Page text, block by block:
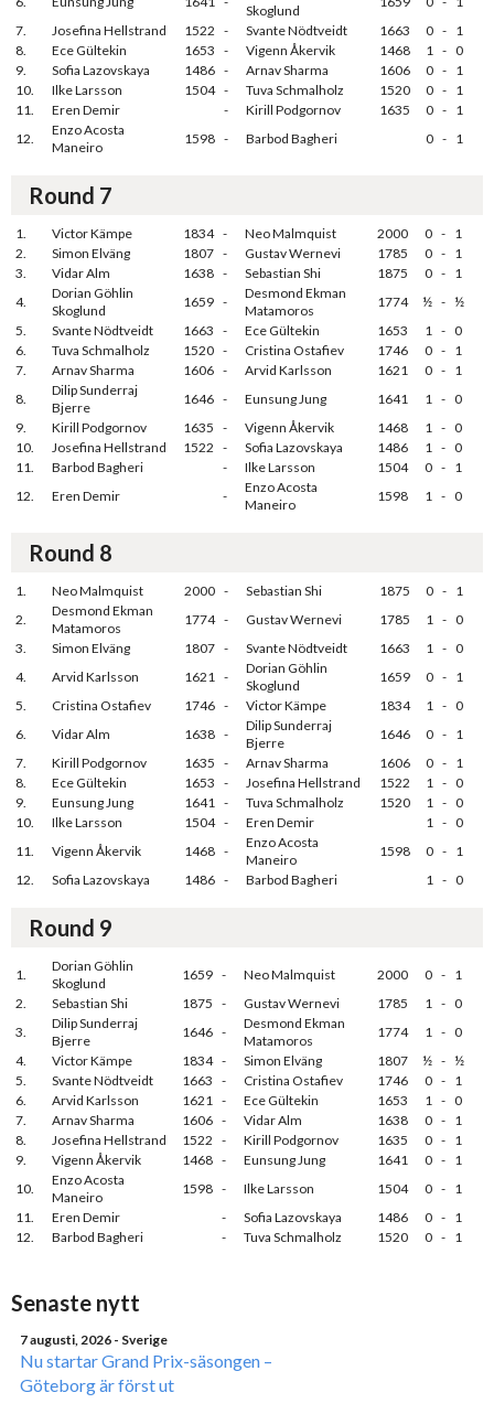
Skoglund
7.
Josefina Hellstrand 1522 - Svante Nödtveidt 1663 0 - 1
8.
Ece Gültekin 1653 - Vigenn Åkervik 1468 1 - 0
9.
Sofia Lazovskaya 1486 - Arnav Sharma 1606 0 - 1
10.
Ilke Larsson 1504 - Tuva Schmalholz 1520 0 - 1
11.
Eren Demir - Kirill Podgornov 1635 0 - 1
12.
Enzo Acosta
Maneiro
1598 - Barbod Bagheri 0 - 1
Round 7
1. Victor Kämpe 1834 - Neo Malmquist 2000 0 - 1
2.
Simon Elväng 1807 - Gustav Wernevi 1785 0 - 1
3.
Vidar Alm 1638 - Sebastian Shi 1875 0 - 1
4.
Dorian Göhlin
Skoglund
1659 -
Desmond Ekman
Matamoros
1774 ½ - ½
5.
Svante Nödtveidt 1663 - Ece Gültekin 1653 1 - 0
6.
Tuva Schmalholz 1520 - Cristina Ostafiev 1746 0 - 1
7.
Arnav Sharma 1606 - Arvid Karlsson 1621 0 - 1
8.
Dilip Sunderraj
Bjerre
1646 - Eunsung Jung 1641 1 - 0
9.
Kirill Podgornov 1635 - Vigenn Åkervik 1468 1 - 0
10.
Josefina Hellstrand 1522 - Sofia Lazovskaya 1486 1 - 0
11.
Barbod Bagheri - Ilke Larsson 1504 0 - 1
12.
Eren Demir -
Enzo Acosta
Maneiro
1598 1 - 0
Round 8
1. Neo Malmquist 2000 - Sebastian Shi 1875 0 - 1
2.
Desmond Ekman
Matamoros
1774 - Gustav Wernevi 1785 1 - 0
3.
Simon Elväng 1807 - Svante Nödtveidt 1663 1 - 0
4.
Arvid Karlsson 1621 -
Dorian Göhlin
Skoglund
1659 0 - 1
5.
Cristina Ostafiev 1746 - Victor Kämpe 1834 1 - 0
6.
Vidar Alm 1638 -
Dilip Sunderraj
Bjerre
1646 0 - 1
7.
Kirill Podgornov 1635 - Arnav Sharma 1606 0 - 1
8.
Ece Gültekin 1653 - Josefina Hellstrand 1522 1 - 0
9.
Eunsung Jung 1641 - Tuva Schmalholz 1520 1 - 0
10.
Ilke Larsson 1504 - Eren Demir 1 - 0
11.
Vigenn Åkervik 1468 -
Enzo Acosta
Maneiro
1598 0 - 1
12.
Sofia Lazovskaya 1486 - Barbod Bagheri 1 - 0
Round 9
1.
Dorian Göhlin
Skoglund
1659 - Neo Malmquist 2000 0 - 1
2.
Sebastian Shi 1875 - Gustav Wernevi 1785 1 - 0
3.
Dilip Sunderraj
Bjerre
1646 -
Desmond Ekman
Matamoros
1774 1 - 0
4.
Victor Kämpe 1834 - Simon Elväng 1807 ½ - ½
5.
Svante Nödtveidt 1663 - Cristina Ostafiev 1746 0 - 1
6.
Arvid Karlsson 1621 - Ece Gültekin 1653 1 - 0
7.
Arnav Sharma 1606 - Vidar Alm 1638 0 - 1
8.
Josefina Hellstrand 1522 - Kirill Podgornov 1635 0 - 1
9.
Vigenn Åkervik 1468 - Eunsung Jung 1641 0 - 1
10.
Enzo Acosta
Maneiro
1598 - Ilke Larsson 1504 0 - 1
11.
Eren Demir - Sofia Lazovskaya 1486 0 - 1
12.
Barbod Bagheri - Tuva Schmalholz 1520 0 - 1
Senaste nytt
7 augusti, 2026 - Sverige
Nu startar Grand Prix-säsongen –
Göteborg är först ut